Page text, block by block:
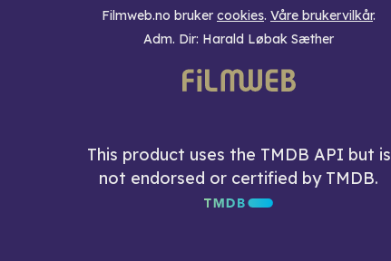
Filmweb.no bruker cookies. Våre brukervilkår.
Adm. Dir: Harald Løbak Sæther
This product uses the TMDB API but is
not endorsed or certified by TMDB.